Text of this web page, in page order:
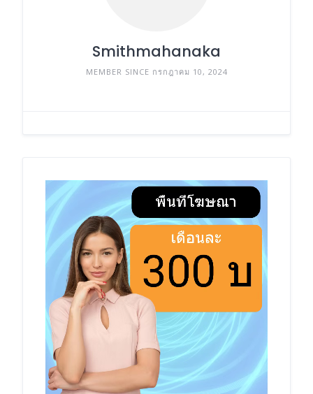
Smithmahanaka
MEMBER SINCE กรกฎาคม 10, 2024